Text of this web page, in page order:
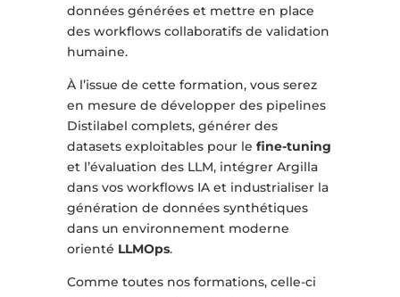
données générées et mettre en place
des workflows collaboratifs de validation
humaine.
À l’issue de cette formation, vous serez
en mesure de développer des pipelines
Distilabel complets, générer des
datasets exploitables pour le fine-tuning
et l’évaluation des LLM, intégrer Argilla
dans vos workflows IA et industrialiser la
génération de données synthétiques
dans un environnement moderne
orienté LLMOps.
Comme toutes nos formations, celle-ci